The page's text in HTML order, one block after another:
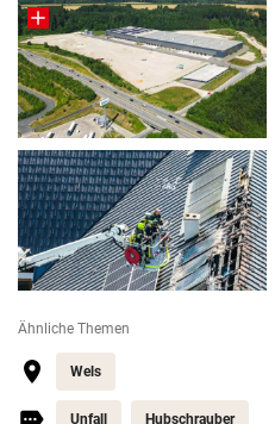
Ähnliche Themen
Wels
Unfall Hubschrauber